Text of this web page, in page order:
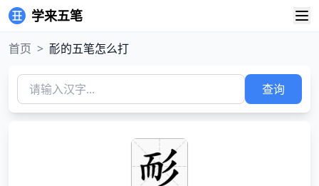
学来五笔
首页 > 耏的五笔怎么打
查询